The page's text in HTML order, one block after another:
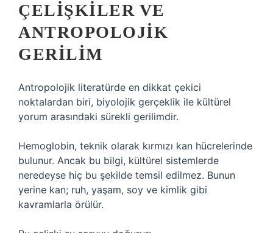
ÇELIŞKILER VE
ANTROPOLOJIK
GERILIM
Antropolojik literatürde en dikkat çekici
noktalardan biri, biyolojik gerçeklik ile kültürel
yorum arasındaki sürekli gerilimdir.
Hemoglobin, teknik olarak kırmızı kan hücrelerinde
bulunur. Ancak bu bilgi, kültürel sistemlerde
neredeyse hiç bu şekilde temsil edilmez. Bunun
yerine kan; ruh, yaşam, soy ve kimlik gibi
kavramlarla örülür.